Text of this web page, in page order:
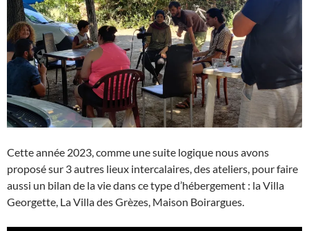
Cette année 2023, comme une suite logique nous avons
proposé sur 3 autres lieux intercalaires, des ateliers, pour faire
aussi un bilan de la vie dans ce type d’hébergement : la Villa
Georgette, La Villa des Grèzes, Maison Boirargues.